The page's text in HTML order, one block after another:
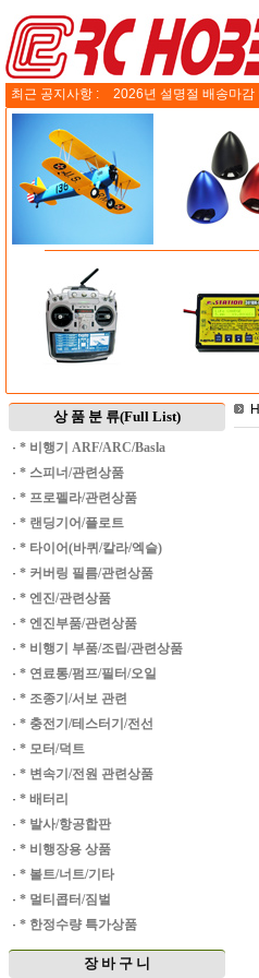
최근 공지사항 : 2026년 설명절 배송마감
상 품 분 류(Full List)
· * 비행기 ARF/ARC/Basla
· * 스피너/관련상품
· * 프로펠라/관련상품
· * 랜딩기어/플로트
· * 타이어(바퀴/칼라/엑슬)
· * 커버링 필름/관련상품
· * 엔진/관련상품
· * 엔진부품/관련상품
· * 비행기 부품/조립/관련상품
· * 연료통/펌프/필터/오일
· * 조종기/서보 관련
· * 충전기/테스터기/전선
· * 모터/덕트
· * 변속기/전원 관련상품
· * 배터리
· * 발사/항공합판
· * 비행장용 상품
· * 볼트/너트/기타
· * 멀티콥터/짐벌
· * 한정수량 특가상품
장 바 구 니